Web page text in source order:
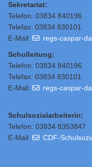
Sekretariat:
Telefon: 03834 840196
Telefax: 03834 830101
E-Mail:
regs-caspar-
Schulleitung:
Telefon: 03834 840196
Telefax: 03834 830101
E-Mail:
regs-caspar-
Schulsozialarbeiterin:
Telefon: 03834 8353847
E-Mail:
CDF-